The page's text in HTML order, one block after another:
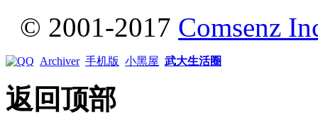
© 2001-2017 Comsenz
Archiver 手机版 小黑屋 武大生活圈
返回顶部